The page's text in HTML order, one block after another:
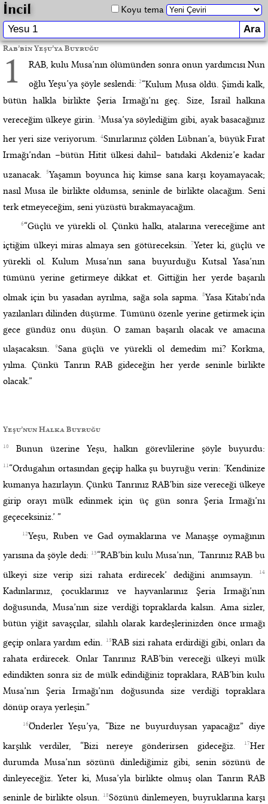
İncil Koyu tema
Rab’bin Yeşu’ya Buyruğu
1
RAB, kulu Musa’nın ölümünden sonra onun yardımcısı Nun
oğlu Yeşu’ya şöyle seslendi:2“Kulum Musa öldü. Şimdi kalk,
bütün halkla birlikte Şeria Irmağı’nı geç. Size, İsrail halkına
vereceğim ülkeye girin. 3Musa’ya söylediğim gibi, ayak basacağınız
her yeri size veriyorum. 4Sınırlarınız çölden Lübnan’a, büyük Fırat
Irmağı’ndan –bütün Hitit ülkesi dahil– batıdaki Akdeniz’e kadar
uzanacak.
5Yaşamın boyunca hiç kimse sana karşı koyamayacak;
nasıl Musa ile birlikte oldumsa, seninle de birlikte olacağım. Seni
terk etmeyeceğim, seni yüzüstü bırakmayacağım.
6“Güçlü ve yürekli ol. Çünkü halkı, atalarına vereceğime ant
içtiğim ülkeyi miras almaya sen götüreceksin.
7Yeter ki, güçlü ve
yürekli ol. Kulum Musa’nın sana buyurduğu Kutsal Yasa’nın
tümünü yerine getirmeye dikkat et. Gittiğin her yerde başarılı
olmak için bu yasadan ayrılma, sağa sola sapma.8Yasa Kitabı’nda
yazılanları dilinden düşürme. Tümünü özenle yerine getirmek için
gece gündüz onu düşün. O zaman başarılı olacak ve amacına
ulaşacaksın.9Sana güçlü ve yürekli ol demedim mi? Korkma,
yılma. Çünkü Tanrın RAB gideceğin her yerde seninle birlikte
olacak.”
Yeşu’nun Halka Buyruğu
10 Bunun üzerine Yeşu, halkın görevlilerine şöyle buyurdu:
11“Ordugahın ortasından geçip halka şu buyruğu verin: ‘Kendinize
kumanya hazırlayın. Çünkü Tanrınız RAB’bin size vereceği ülkeye
girip orayı mülk edinmek için üç gün sonra Şeria Irmağı’nı
geçeceksiniz.’ ”
12Yeşu, Ruben ve Gad oymaklarına ve Manaşşe oymağının
yarısına da şöyle dedi: 13“RAB’bin kulu Musa’nın, ‘Tanrınız RAB bu
ülkeyi size verip sizi rahata erdirecek’ dediğini anımsayın.
14
Kadınlarınız, çocuklarınız ve hayvanlarınız Şeria Irmağı’nın
doğusunda, Musa’nın size verdiği topraklarda kalsın. Ama sizler,
bütün yiğit savaşçılar, silahlı olarak kardeşlerinizden önce ırmağı
geçip onlara yardım edin.
15RAB sizi rahata erdirdiği gibi, onları da
rahata erdirecek. Onlar Tanrınız RAB’bin vereceği ülkeyi mülk
edindikten sonra siz de mülk edindiğiniz topraklara, RAB’bin kulu
Musa’nın Şeria Irmağı’nın doğusunda size verdiği topraklara
dönüp oraya yerleşin.”
16Önderler Yeşu’ya, “Bize ne buyurduysan yapacağız” diye
karşılık verdiler, “Bizi nereye gönderirsen gideceğiz.
17Her
durumda Musa’nın sözünü dinlediğimiz gibi, senin sözünü de
dinleyeceğiz. Yeter ki, Musa’yla birlikte olmuş olan Tanrın RAB
seninle de birlikte olsun.
18Sözünü dinlemeyen, buyruklarına karşı